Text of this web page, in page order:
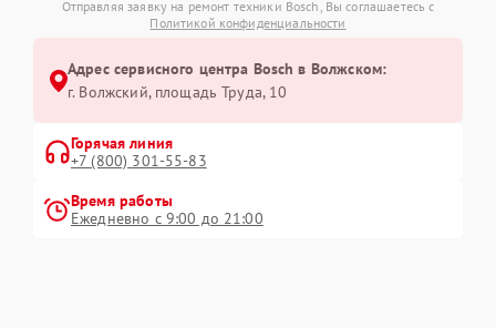
Отправляя заявку на ремонт техники Bosch, Вы соглашаетесь с
Политикой конфиденциальности
Адрес сервисного центра Bosch в Волжском:
г. Волжский, площадь Труда, 10
Горячая линия
+7 (800) 301-55-83
Время работы
Ежедневно с 9:00 до 21:00